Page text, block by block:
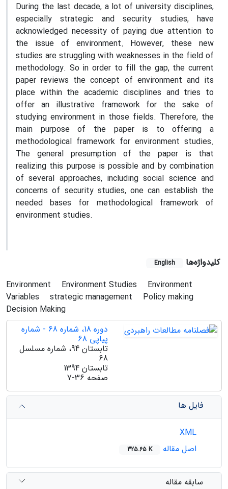
During the last decade, a lot of university disciplines,
especially strategic and security studies, have
acknowledged necessity of paying due attention to
the issue of environment. However, these new
studies are struggling with weaknesses in the field of
methodology. So in order to fill the gap, the current
paper reviews the concept of environment and its
place within the academic disciplines and tries to
offer an illustrative framework for the sake of
studying environment in those fields. Therefore, the
main purpose of the paper is to offering a
methodological framework for environment studies.
The general presumption of the paper is that
realizing this purpose is possible and by combination
of several approaches, including social science and
concerns of security studies, one can establish the
needed bases for methodological framework of
environment studies.
کلیدواژه‌ها English
Environment Environment Studies
Environment
Variables
strategic management
Policy making
Decision Making
دوره 18، شماره 68 - شماره
پیاپی 68
تابستان 94، شماره مسلسل
68
تابستان 1394
صفحه 7-36
فایل ها
اصل مقاله
325.65 K
سابقه مقاله